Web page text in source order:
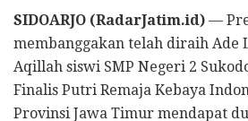
SIDOARJO (RadarJatim.id) —
membanggakan telah diraih Ade
Aqillah siswi SMP Negeri 2
Finalis Putri Remaja Kebaya
Provinsi Jawa Timur mendapat